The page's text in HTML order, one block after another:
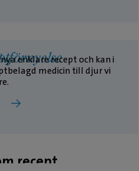
enklare recept och kan i
medicin till djur vi
recept